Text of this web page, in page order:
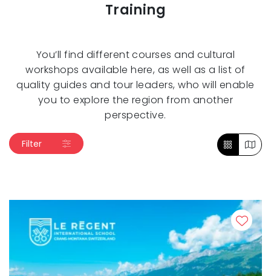
Training
You’ll find different courses and cultural
workshops available here, as well as a list of
quality guides and tour leaders, who will enable
you to explore the region from another
perspective.
Filter